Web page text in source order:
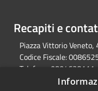
Recapiti e
Piazza Vittorio
Codice Fiscale:
Telefono:
0804628111